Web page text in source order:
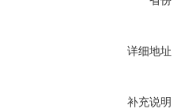
详细地址
补充说明